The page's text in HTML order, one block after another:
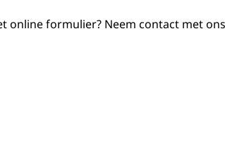
online formulier? Neem contact met